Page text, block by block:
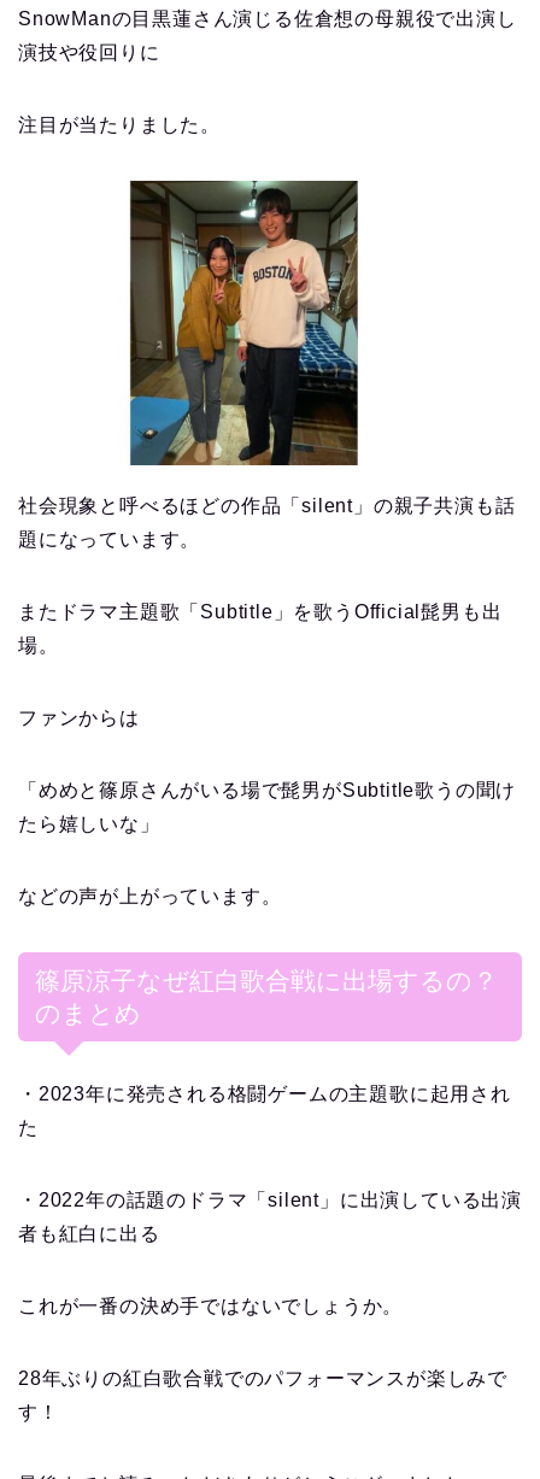
SnowManの目黒蓮さん演じる佐倉想の母親役で出演し
演技や役回りに
注目が当たりました。
社会現象と呼べるほどの作品「silent」の親子共演も話
題になっています。
またドラマ主題歌「Subtitle」を歌うOfficial髭男も出
場。
ファンからは
「めめと篠原さんがいる場で髭男がSubtitle歌うの聞け
たら嬉しいな」
などの声が上がっています。
篠原涼子なぜ紅白歌合戦に出場するの？
のまとめ
・2023年に発売される格闘ゲームの主題歌に起用され
た
・2022年の話題のドラマ「silent」に出演している出演
者も紅白に出る
これが一番の決め手ではないでしょうか。
28年ぶりの紅白歌合戦でのパフォーマンスが楽しみで
す！